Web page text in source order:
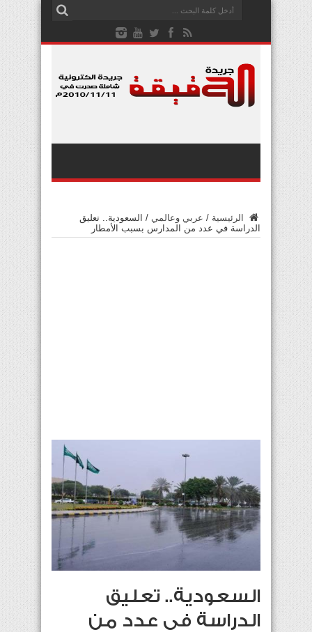
الرئيسية / عربي وعالمي / السعودية.. تعليق
الدراسة في عدد من المدارس بسبب الأمطار
السعودية.. تعليق
الدراسة في عدد من